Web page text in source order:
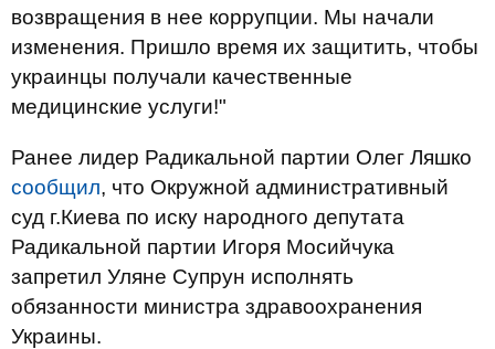
возвращения в нее коррупции. Мы начали
изменения. Пришло время их защитить, чтобы
украинцы получали качественные
медицинские услуги!"
Ранее лидер Радикальной партии Олег Ляшко
сообщил, что Окружной административный
суд г.Киева по иску народного депутата
Радикальной партии Игоря Мосийчука
запретил Уляне Супрун исполнять
обязанности министра здравоохранения
Украины.